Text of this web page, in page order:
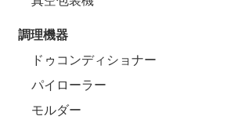
調理機器
ドゥコンディショナー
パイローラー
モルダー